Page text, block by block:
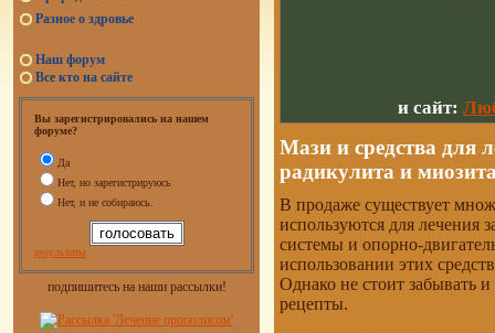
Разное о здровье
Наш форум
Все кто на сайте
Вы зарегистрировались на нашем
форуме?
Да
Нет, но зарегистрируюсь
Нет, и не собираюсь.
результаты
подпишитесь на наши рассылки!
и сайт:
Мази и средства для
радикулита и
В продаже существует
используются для лечения
системы и опорно-
использовании этих
Однако не стоит забывать
рецепты.